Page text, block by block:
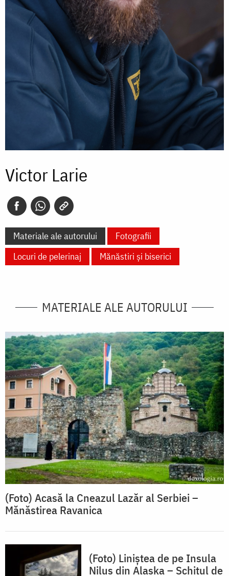
Victor Larie
Materiale ale autorului
Fotografii
Locuri de pelerinaj
Mănăstiri și biserici
MATERIALE ALE AUTORULUI
(Foto) Acasă la Cneazul Lazăr al Serbiei –
Mănăstirea Ravanica
(Foto) Liniștea de pe Insula
Nilus din Alaska – Schitul de